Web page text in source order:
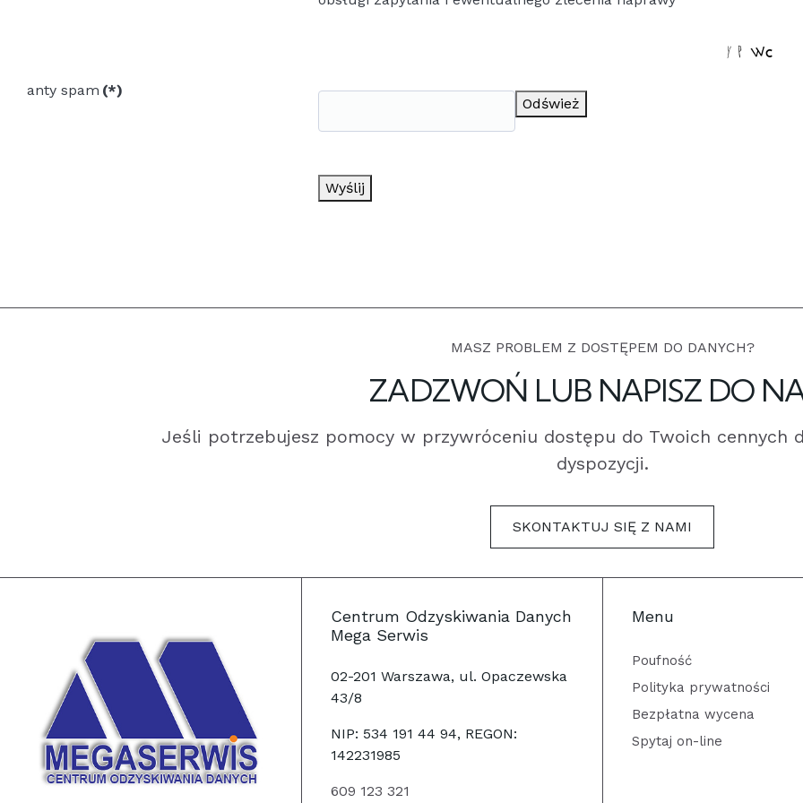
anty spam (*)
Odśwież
Wyślij
MASZ PROBLEM Z DOSTĘPEM DO DANYCH?
ZADZWOŃ LUB NAPISZ DO
Jeśli potrzebujesz pomocy w przywróceniu dostępu do Twoich cennych
dyspozycji.
SKONTAKTUJ SIĘ Z NAMI
Centrum Odzyskiwania Danych
Mega Serwis
02-201 Warszawa, ul. Opaczewska
43/8
NIP: 534 191 44 94, REGON:
142231985
609 123 321
Menu
Poufność
Polityka prywatności
Bezpłatna wycena
Spytaj on-line